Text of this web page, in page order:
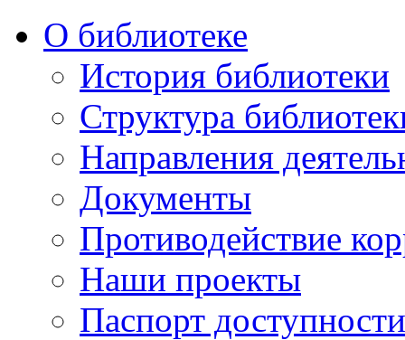
О библиотеке
История библиотеки
Структура
Направления
Документы
Противодействие
Наши проекты
Паспорт доступности